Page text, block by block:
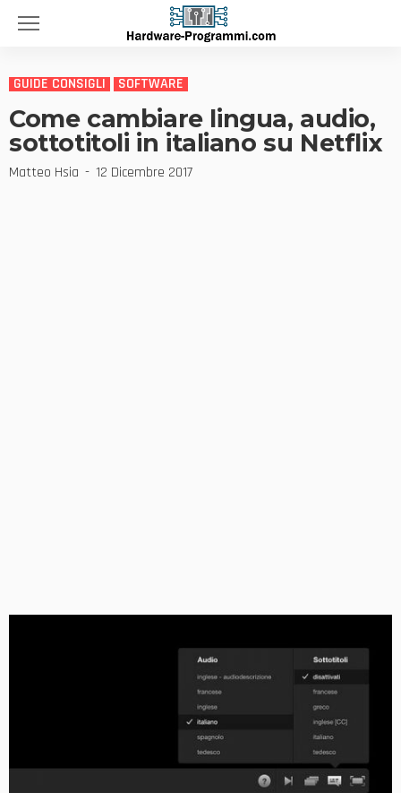
GUIDE CONSIGLI SOFTWARE
Come cambiare lingua, audio,
sottotitoli in italiano su Netflix
Matteo Hsia 12 Dicembre 2017